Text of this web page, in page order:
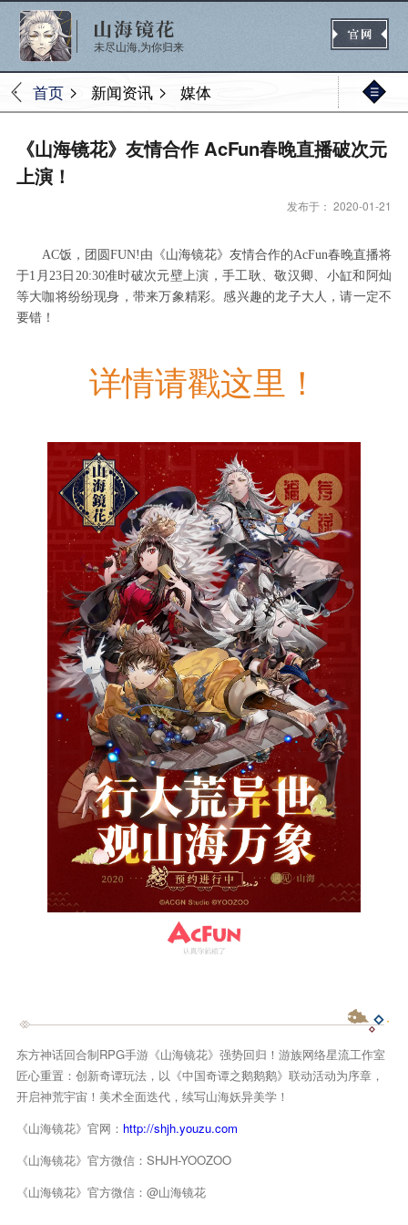
未尽山海,为你归来
首页 > 新闻资讯 > 媒体
官网首页
媒体
热门 新手 进阶 玩法
《山海镜花》友情合作 AcFun春晚直播破次元
上演！
发布于： 2020-01-21
AC饭，团圆FUN!由《山海镜花》友情合作的AcFun春晚直播将
于1月23日20:30准时破次元壁上演，手工耿、敬汉卿、小缸和阿灿
等大咖将纷纷现身，带来万象精彩。感兴趣的龙子大人，请一定不
要错！
详情请戳这里！
东方神话回合制RPG手游《山海镜花》强势回归！游族网络星流工作室
匠心重置：创新奇谭玩法，以《中国奇谭之鹅鹅鹅》联动活动为序章，
开启神荒宇宙！美术全面迭代，续写山海妖异美学！
《山海镜花》官网： http://shjh.youzu.com
《山海镜花》官方微信：SHJH-YOOZOO
《山海镜花》官方微信：@山海镜花